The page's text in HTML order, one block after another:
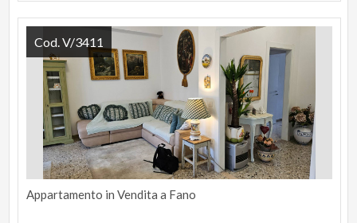
Appartamento in Vendita a Fano
Cod. V/3411